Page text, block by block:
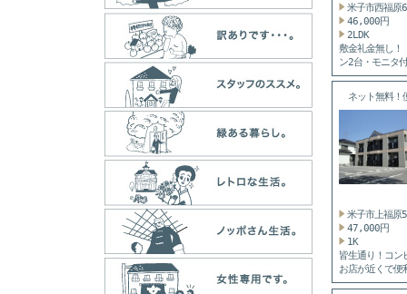
米子市西福原
46,000円
2LDK
敷金礼金無し！
ン2台・モニタ
タ...
ネット無料！
い...
米子市上福原
47,000円
1K
皆生通り！コン
お店が近くで便
よ。 ...